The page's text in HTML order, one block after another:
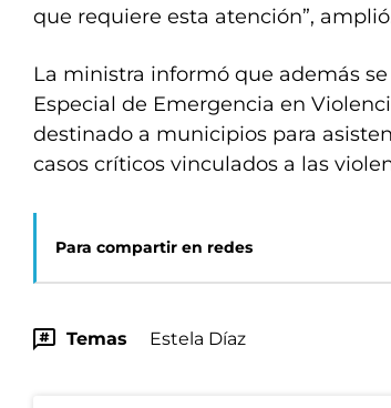
que requiere esta atención”,
La ministra informó que además
Especial de Emergencia en
destinado a municipios para
casos críticos vinculados a las
Para compartir en redes
Temas Estela Díaz